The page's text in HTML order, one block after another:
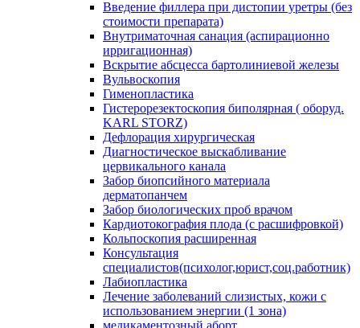
Введение филлера при дистопии уретры (без
стоимости препарата)
Внутриматочная санация (аспирационно
ирригационная)
Вскрытие абсцесса бартолиниевой железы
Вульвоскопия
Гименопластика
Гистерорезектоскопия биполярная ( оборуд.
KARL STORZ)
Дефлорация хирургическая
Диагностическое выскабливание
цервикального канала
Забор биопсийного материала
дерматопанчем
Забор биологических проб врачом
Кардиотокография плода (с расшифровкой)
Кольпоскопия расширенная
Консультация
специалистов(психолог,юрист,соц.работник)
Лабиопластика
Лечение заболеваний слизистых, кожи с
использованием энергии (1 зона)
медикаментозный аборт